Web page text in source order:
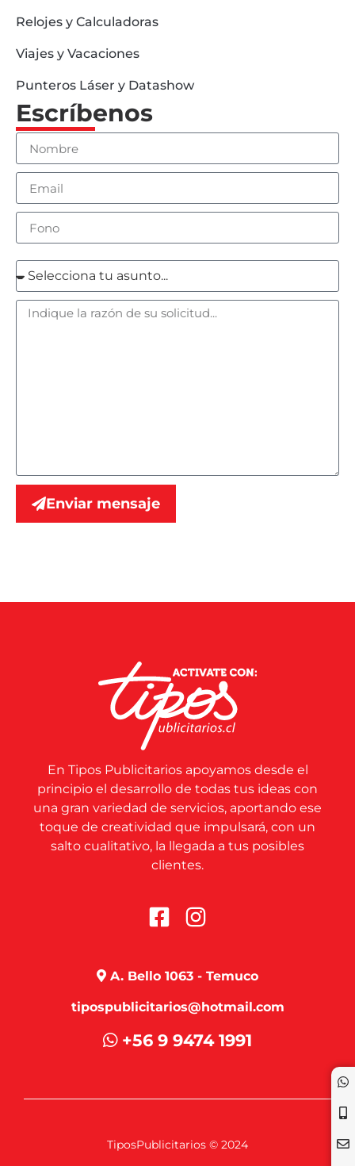
Relojes y Calculadoras
Viajes y Vacaciones
Punteros Láser y Datashow
Escríbenos
Enviar mensaje
En Tipos Publicitarios apoyamos desde el
principio el desarrollo de todas tus ideas con
una gran variedad de servicios, aportando ese
toque de creatividad que impulsará, con un
salto cualitativo, la llegada a tus posibles
clientes.
A. Bello 1063 - Temuco
tipospublicitarios@hotmail.com
+56 9 9474 1991
TiposPublicitarios © 2024